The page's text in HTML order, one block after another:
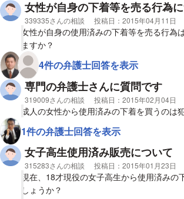
女性が自身の下着等を売る行為
相談者
339335さんの相談 投稿日： 2015年04月11日
女性が自身の使用済みの下着等を売る行為
ますか？
4件の弁護士回答を表示
専門の弁護士さんに質問です
相談者
319009さんの相談 投稿日： 2015年02月04日
成人の女性から使用済みの下着を買うのは
1件の弁護士回答を表示
女子高生使用済み販売について
相談者
315283さんの相談 投稿日： 2015年01月23日
現在、18才現役の女子高生から使用済みの
しょうか？